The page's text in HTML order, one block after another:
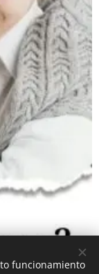
funcionamiento